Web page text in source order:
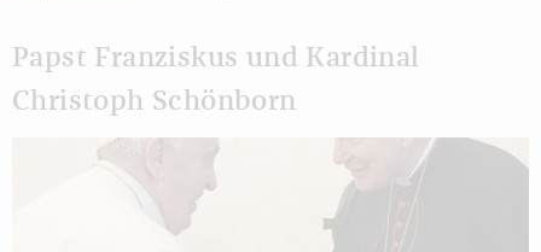
Papst Franziskus und Kardinal
Christoph Schönborn